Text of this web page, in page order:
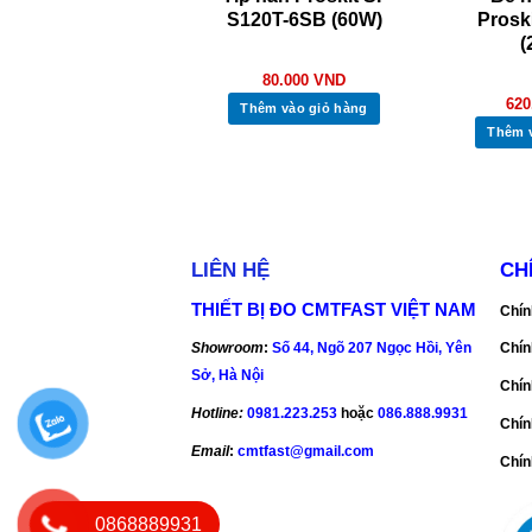
S120T-6SB (60W)
80.000 VND
Thêm vào giỏ hàng
Thêm
LIÊN HỆ
THIẾT BỊ ĐO CMTFAST VIỆT NAM
Showroom: Số 44, Ngõ 207 Ngọc Hồi, Yên
Sở, Hà Nội
Hotline: 0981.223.253 hoặc086.888.9931
Email: cmtfast@gmail.com
0868889931